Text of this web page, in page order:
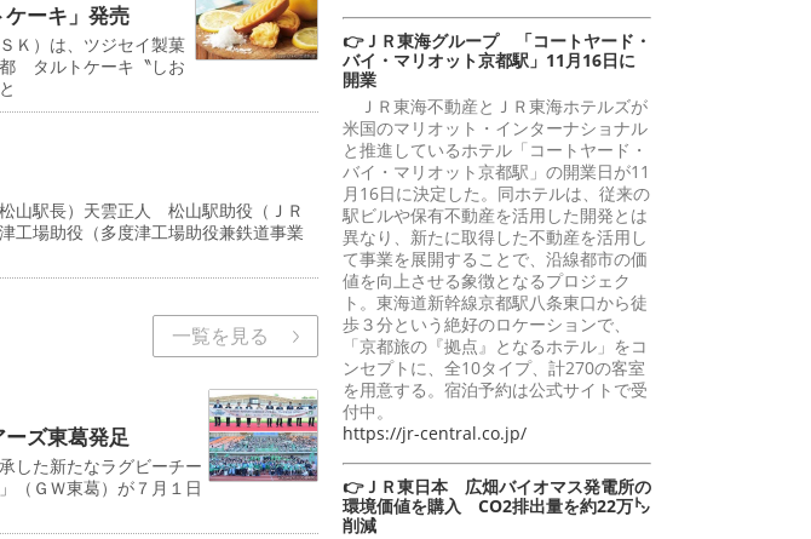
ーキ」発売
Ｋ）は、ツジセイ製菓
都 タルトケーキ〝しお
山駅長）天雲正人 松山駅助役（ＪＲ
場助役（多度津工場助役兼鉄道事業
一覧を見る
ズ東葛発足
した新たなラグビーチー
（ＧＷ東葛）が７月１日
👉ＪＲ東海グループ 「コートヤード・
バイ・マリオット京都駅」11月16日に
開業
ＪＲ東海不動産とＪＲ東海ホテルズが
米国のマリオット・インターナショナル
と推進しているホテル「コートヤード・
バイ・マリオット京都駅」の開業日が11
月16日に決定した。同ホテルは、従来の
駅ビルや保有不動産を活用した開発とは
異なり、新たに取得した不動産を活用し
て事業を展開することで、沿線都市の価
値を向上させる象徴となるプロジェク
ト。東海道新幹線京都駅八条東口から徒
歩３分という絶好のロケーションで、
「京都旅の『拠点』となるホテル」をコ
ンセプトに、全10タイプ、計270の客室
を用意する。宿泊予約は公式サイトで受
付中。
https://jr-central.co.jp/
👉ＪＲ東日本 広畑バイオマス発電所の
環境価値を購入 CO2排出量を約22万㌧
削減